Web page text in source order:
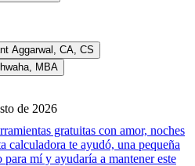
Aggarwal
CA, CS
MBA
de 2026
gratuitas con amor, noches
calculadora te ayudó, una pequeña
mí y ayudaría a mantener este